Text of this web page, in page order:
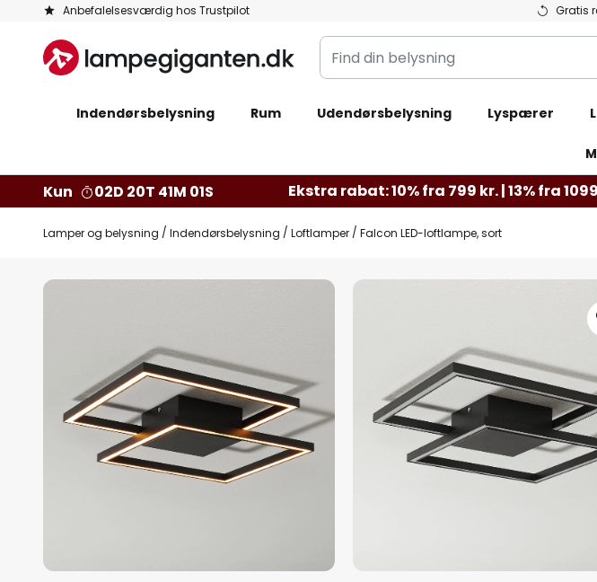
Anbefalelsesværdig hos Trustpilot Gratis
Skip
Content
Find
din
Indendørsbelysning Rum Udendørsbelysning Lyspærer
Kun 02D 20T 41M 00S Ekstra rabat: 10% fra 799 kr. | 13% fra
Lamper og belysning Indendørsbelysning Loftlamper Falcon LED-loftlampe, sort
Gå
billedgalleriet